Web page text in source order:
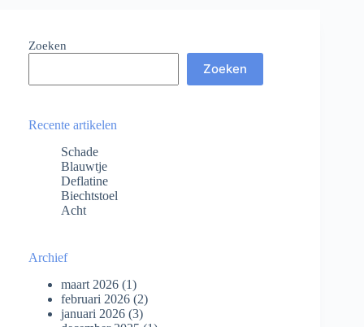
Zoeken
Zoeken
Recente artikelen
Schade
Blauwtje
Deflatine
Biechtstoel
Acht
Archief
maart 2026 (1)
februari 2026 (2)
januari 2026 (3)